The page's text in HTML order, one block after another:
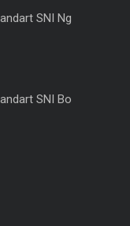
SNI Ng
SNI Bo